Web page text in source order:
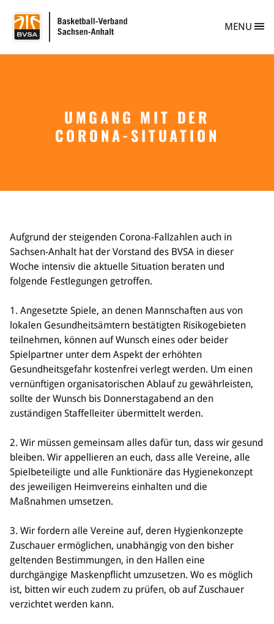
UMGANG MIT DER
CORONA-SITUATION
BVSA MENU
Vereinsgründung
Freiwilligendienst im Basketball
Projekte im BVSA
Ehrenamt im BVSA
Sponsoren & Partner
Sportorganisation
Philosophie
Spielbetrieb
BVSA-Events
Hallenübersicht
Digitaler Spielberichtsbogen
Regelwerk
Ausrichtung
Auswahlen
Mitteldeutsche Liga (MDL)
Jugend & Schulsport
Allgemeines
Projekte
Bildung
Info
Trainerwesen
Aufgrund der steigenden Corona-Fallzahlen auch in
Sachsen-Anhalt hat der Vorstand des BVSA in dieser
Woche intensiv die aktuelle Situation beraten und
folgende Festlegungen getroffen.
1. Angesetzte Spiele, an denen Mannschaften aus von
lokalen Gesundheitsämtern bestätigten Risikogebieten
teilnehmen, können auf Wunsch eines oder beider
Spielpartner unter dem Aspekt der erhöhten
Gesundheitsgefahr kostenfrei verlegt werden. Um einen
vernünftigen organisatorischen Ablauf zu gewährleisten,
sollte der Wunsch bis Donnerstagabend an den
zuständigen Staffelleiter übermittelt werden.
2. Wir müssen gemeinsam alles dafür tun, dass wir gesund
bleiben. Wir appellieren an euch, dass alle Vereine, alle
Spielbeteiligte und alle Funktionäre das Hygienekonzept
des jeweiligen Heimvereins einhalten und die
Maßnahmen umsetzen.
3. Wir fordern alle Vereine auf, deren Hygienkonzepte
Zuschauer ermöglichen, unabhängig von den bisher
geltenden Bestimmungen, in den Hallen eine
durchgängige Maskenpflicht umzusetzen. Wo es möglich
ist, bitten wir euch zudem zu prüfen, ob auf Zuschauer
verzichtet werden kann.